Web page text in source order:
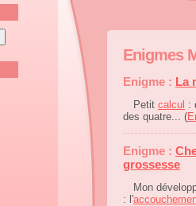
Enigmes
Enigme : La
Petit calcul :
des quatre... (
Enigme :
grossesse
Mon
: l'